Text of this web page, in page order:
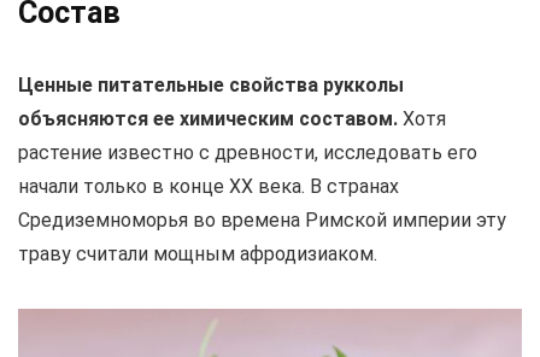
Состав
Ценные питательные свойства рукколы
объясняются ее химическим составом. Хотя
растение известно с древности, исследовать его
начали только в конце XX века. В странах
Средиземноморья во времена Римской империи эту
траву считали мощным афродизиаком.